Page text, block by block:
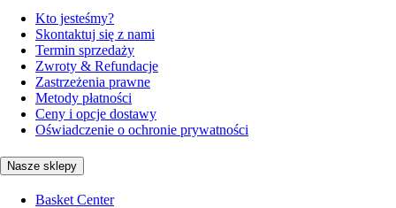
Kto jesteśmy?
Skontaktuj się z nami
Termin sprzedaży
Zwroty & Refundacje
Zastrzeżenia prawne
Metody płatności
Ceny i opcje dostawy
Oświadczenie o ochronie prywatności
Nasze sklepy
Basket Center